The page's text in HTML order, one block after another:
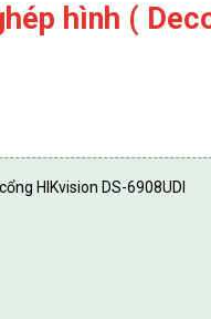
hình (
HIKvision DS-6908UDI